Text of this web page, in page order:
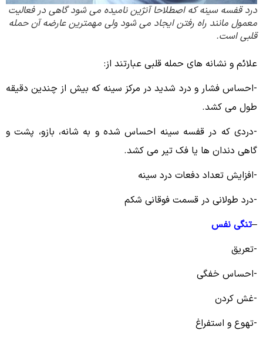
درد قفسه سینه که اصطلاحا آنژین نامیده می شود گاهی در فعالیت
معمول مانند راه رفتن ایجاد می شود ولی مهمترین عارضه آن حمله
قلبی است.
علائم و نشانه های حمله قلبی عبارتند از:
-احساس فشار و درد شدید در مرکز سینه که بیش از چندین دقیقه
طول می کشد.
-دردی که در قفسه سینه احساس شده و به شانه، بازو، پشت و
گاهی دندان ها یا فک تیر می کشد.
-افزایش تعداد دفعات درد سینه
-درد طولانی در قسمت فوقانی شکم
–تنگی نفس
-تعریق
-احساس خفگی
-غش کردن
-تهوع و استفراغ